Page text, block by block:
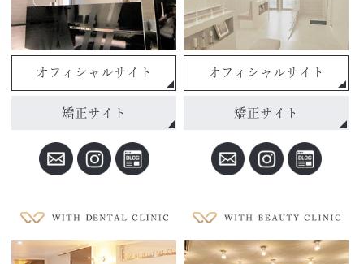
オフィシャルサイト
矯正サイト
オフィシャルサイト
矯正サイト